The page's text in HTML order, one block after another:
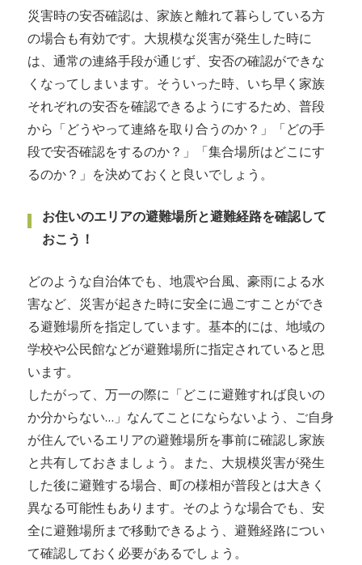
災害時の安否確認は、家族と離れて暮らしている方
の場合も有効です。大規模な災害が発生した時に
は、通常の連絡手段が通じず、安否の確認ができな
くなってしまいます。そういった時、いち早く家族
それぞれの安否を確認できるようにするため、普段
から「どうやって連絡を取り合うのか？」「どの手
段で安否確認をするのか？」「集合場所はどこにす
るのか？」を決めておくと良いでしょう。
お住いのエリアの避難場所と避難経路を確認して
おこう！
どのような自治体でも、地震や台風、豪雨による水
害など、災害が起きた時に安全に過ごすことができ
る避難場所を指定しています。基本的には、地域の
学校や公民館などが避難場所に指定されていると思
います。
したがって、万一の際に「どこに避難すれば良いの
か分からない…」なんてことにならないよう、ご自身
が住んでいるエリアの避難場所を事前に確認し家族
と共有しておきましょう。また、大規模災害が発生
した後に避難する場合、町の様相が普段とは大きく
異なる可能性もあります。そのような場合でも、安
全に避難場所まで移動できるよう、避難経路につい
て確認しておく必要があるでしょう。